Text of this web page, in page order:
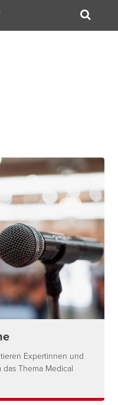
Expertinnen und
Thema Medical